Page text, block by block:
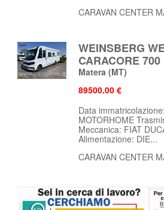
CARAVAN CENTER
WEINSBERG
CARACORE
Matera (MT)
89500.00 €
Data
MOTORHOME
Meccanica: FIAT
Alimentazione: DIE...
CARAVAN CENTER